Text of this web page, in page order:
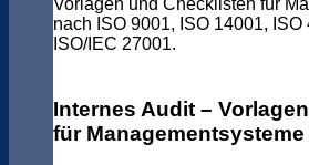
Internes Audit – Vorlagen
für Managementsysteme